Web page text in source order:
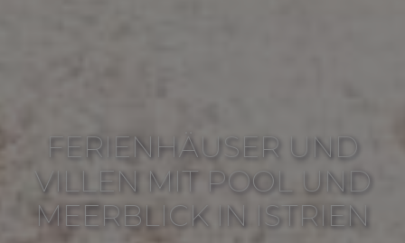
FERIENHÄUSER UND
VILLEN MIT POOL UND
MEERBLICK IN ISTRIEN